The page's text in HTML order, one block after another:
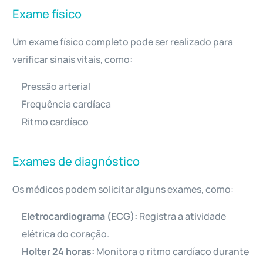
Exame físico
Um exame físico completo pode ser realizado para
verificar sinais vitais, como:
Pressão arterial
Frequência cardíaca
Ritmo cardíaco
Exames de diagnóstico
Os médicos podem solicitar alguns exames, como:
Eletrocardiograma (ECG): Registra a atividade
elétrica do coração.
Holter 24 horas: Monitora o ritmo cardíaco durante